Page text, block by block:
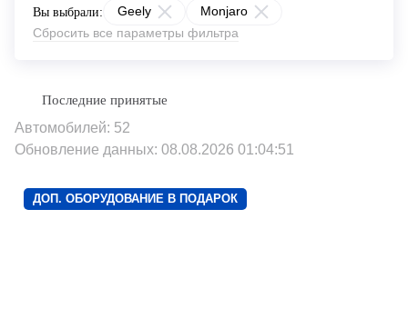
Вы выбрали: Geely
Monjaro
Сбросить все параметры фильтра
Автомобилей: 52
Обновление данных: 08.08.2026 01:04:51
ДОП. ОБОРУДОВАНИЕ В ПОДАРОК